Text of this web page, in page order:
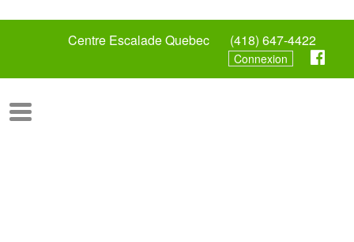
Centre Escalade Quebec (418) 647-4422
Connexion